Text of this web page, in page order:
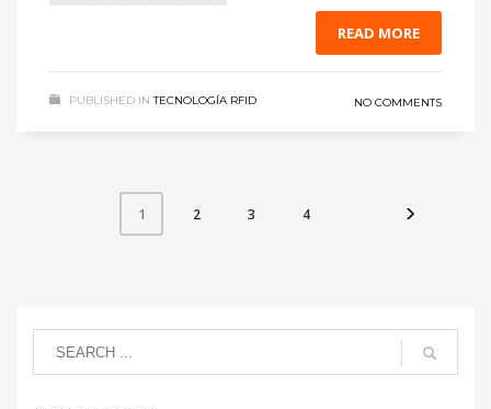
READ MORE
PUBLISHED IN TECNOLOGÍA RFID NO COMMENTS
1 2 3 4